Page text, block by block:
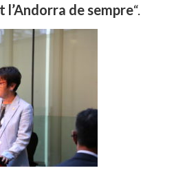
l’Andorra de sempre“.